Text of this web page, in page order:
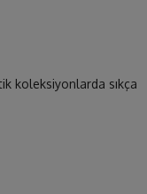
koleksiyonlarda sıkça